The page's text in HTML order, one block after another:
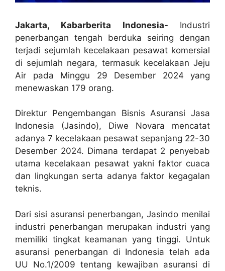
Jakarta, Kabarberita Indonesia- Industri
penerbangan tengah berduka seiring dengan
terjadi sejumlah kecelakaan pesawat komersial
di sejumlah negara, termasuk kecelakaan Jeju
Air pada Minggu 29 Desember 2024 yang
menewaskan 179 orang.
Direktur Pengembangan Bisnis Asuransi Jasa
Indonesia (Jasindo), Diwe Novara mencatat
adanya 7 kecelakaan pesawat sepanjang 22-30
Desember 2024. Dimana terdapat 2 penyebab
utama kecelakaan pesawat yakni faktor cuaca
dan lingkungan serta adanya faktor kegagalan
teknis.
Dari sisi asuransi penerbangan, Jasindo menilai
industri penerbangan merupakan industri yang
memiliki tingkat keamanan yang tinggi. Untuk
asuransi penerbangan di Indonesia telah ada
UU No.1/2009 tentang kewajiban asuransi di